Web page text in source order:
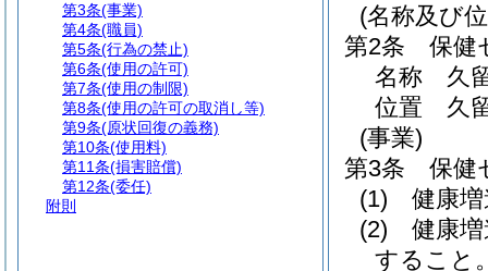
(名称及び
第2条
保健
名称 久
位置 久
(事業)
第3条
保健
(1)
健康
(2)
健康
すること
第3条(事業)
第4条(職員)
第5条(行為の禁止)
第6条(使用の許可)
第7条(使用の制限)
第8条(使用の許可の取消し等)
第9条(原状回復の義務)
第10条(使用料)
第11条(損害賠償)
第12条(委任)
附則